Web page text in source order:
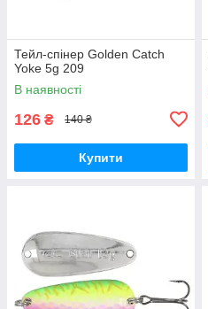
Тейл-спінер Golden Catch
Yoke 5g 209
В наявності
126 ₴ 140 ₴
Купити